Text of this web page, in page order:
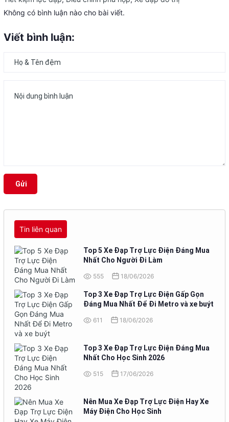
Không có bình luận nào cho bài viết.
Viết bình luận:
Gửi
Tin liên quan
Top 5 Xe Đạp Trợ Lực Điện Đáng Mua
Nhất Cho Người Đi Làm
555 18/06/2026
Top 3 Xe Đạp Trợ Lực Điện Gấp Gọn
Đáng Mua Nhất Để Đi Metro và xe buýt
611 18/06/2026
Top 3 Xe Đạp Trợ Lực Điện Đáng Mua
Nhất Cho Học Sinh 2026
515 17/06/2026
Nên Mua Xe Đạp Trợ Lực Điện Hay Xe
Máy Điện Cho Học Sinh